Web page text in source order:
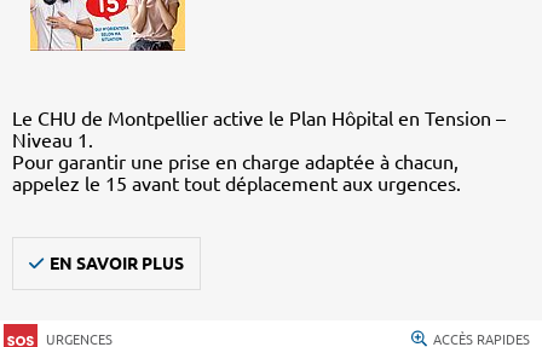
Le CHU de Montpellier active le Plan Hôpital en Tension –
Niveau 1.
Pour garantir une prise en charge adaptée à chacun,
appelez le 15 avant tout déplacement aux urgences.
EN SAVOIR PLUS
URGENCES ACCÈS RAPIDES